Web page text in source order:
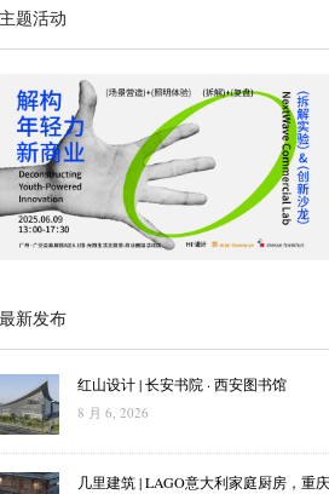
题活动
新发布
红山设计 | 长安书院 · 西安图书馆
8 月 6, 2026
几里建筑 | LAGO意大利家庭厨房，重庆